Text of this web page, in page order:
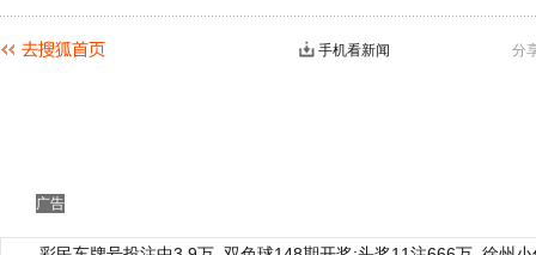
分
手机看新闻
广告